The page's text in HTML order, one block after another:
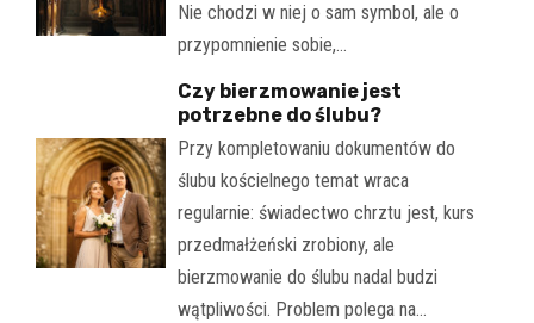
Nie chodzi w niej o sam symbol, ale o
przypomnienie sobie,…
Czy bierzmowanie jest
potrzebne do ślubu?
Przy kompletowaniu dokumentów do
ślubu kościelnego temat wraca
regularnie: świadectwo chrztu jest, kurs
przedmałżeński zrobiony, ale
bierzmowanie do ślubu nadal budzi
wątpliwości. Problem polega na…